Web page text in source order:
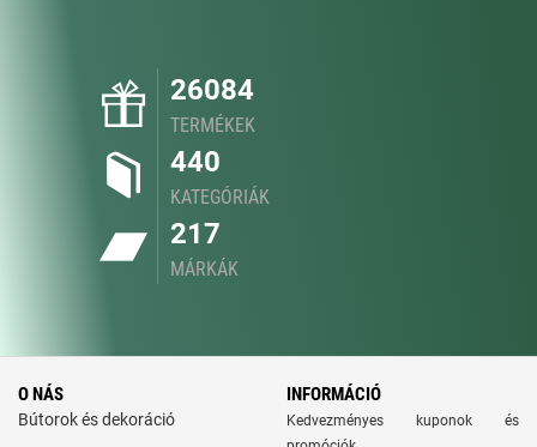
26084
TERMÉKEK
440
KATEGÓRIÁK
217
MÁRKÁK
O NÁS
Bútorok és dekoráció
INFORMÁCIÓ
Kedvezményes kuponok és